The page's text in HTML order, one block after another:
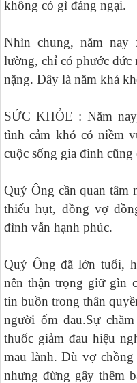
không có gì đáng ngại.
Nhìn chung, năm
lường, chỉ có phước đức
nặng. Đây là năm khá
SỨC KHỎE : Năm
tình cảm khó có niềm
cuộc sống gia đình cũng
Quý Ông cần quan tâm
thiếu hụt, đồng vợ
đình vẫn hạnh phúc.
Quý Ông đã lớn tuổi,
nên thận trọng giữ gìn
tin buồn trong thân
người ốm đau.Sự
thuốc giảm đau hiệu
mau lành. Dù vợ
nhưng đừng gây thêm